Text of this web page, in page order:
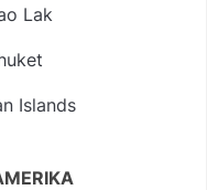
Lak
Islands